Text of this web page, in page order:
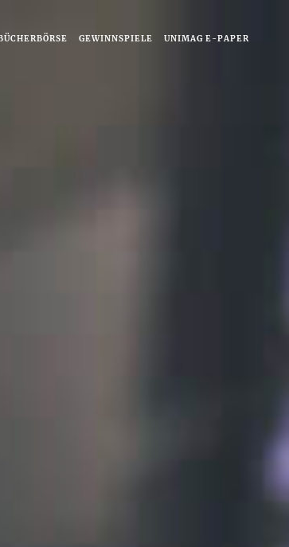
GEWINNSPIELE UNIMAG E-PAPER